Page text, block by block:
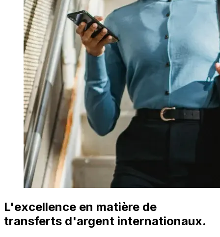
L'excellence en matière de
transferts d'argent internationaux.